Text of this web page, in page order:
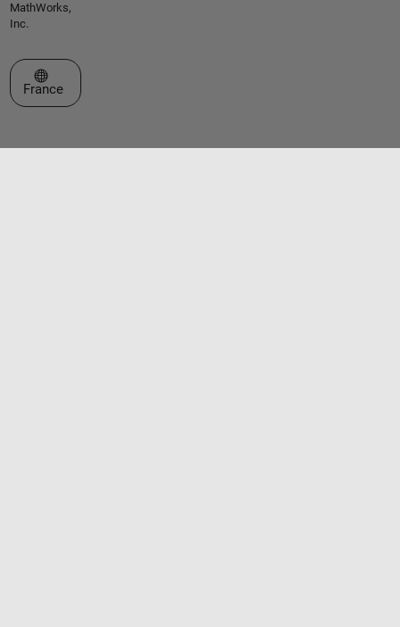
MathWorks,
Inc.
Sélectionner un site web
France